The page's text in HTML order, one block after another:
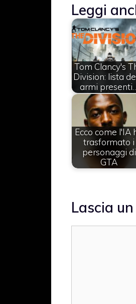
Leggi
Tom Clancy's
Division: lista
armi
Ecco come l'IA
trasformato i
personaggi di
GTA
Lascia